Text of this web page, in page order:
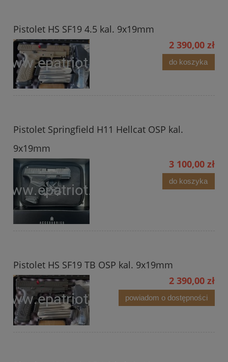
Pistolet HS SF19 4.5 kal. 9x19mm
2 390,00 zł
do koszyka
Pistolet Springfield H11 Hellcat OSP kal.
9x19mm
3 100,00 zł
do koszyka
Pistolet HS SF19 TB OSP kal. 9x19mm
2 390,00 zł
powiadom o dostępności